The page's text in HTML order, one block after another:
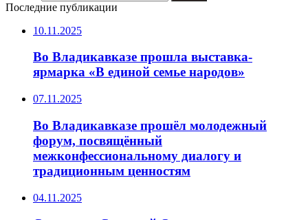
Последние публикации
10.11.2025
Во Владикавказе прошла выставка-
ярмарка «В единой семье народов»
07.11.2025
Во Владикавказе прошёл молодежный
форум, посвящённый
межконфессиональному диалогу и
традиционным ценностям
04.11.2025